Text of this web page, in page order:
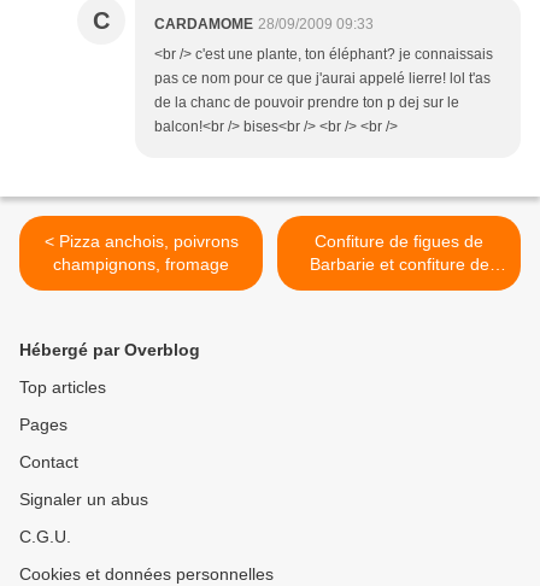
C CARDAMOME 28/09/2009 09:33
<br /> c'est une plante, ton éléphant? je connaissais
pas ce nom pour ce que j'aurai appelé lierre! lol t'as
de la chanc de pouvoir prendre ton p dej sur le
balcon!<br /> bises<br /> <br /> <br />
< Pizza anchois, poivrons
champignons, fromage
Confiture de figues de
Barbarie et confiture de
courgette/cardamome >
Hébergé par Overblog
Top articles
Pages
Contact
Signaler un abus
C.G.U.
Cookies et données personnelles